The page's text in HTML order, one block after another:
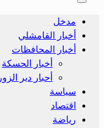
مدخل
أخبار القامشلي
أخبار المحافظات
أخبار الحسكة
أحبار دير الزور
سياسة
اقتصاد
رياضة